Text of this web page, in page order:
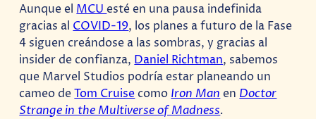
Aunque el MCUesté en una pausa indefinida
gracias al COVID-19, los planes a futuro de la Fase
4 siguen creándose a las sombras, y gracias al
insider de confianza, Daniel Richtman, sabemos
que Marvel Studios podría estar planeando un
cameo deTom Cruisecomo Iron Man en Doctor
Strange in the Multiverse of Madness.